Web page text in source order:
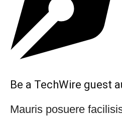
Be a TechWire guest
Mauris posuere